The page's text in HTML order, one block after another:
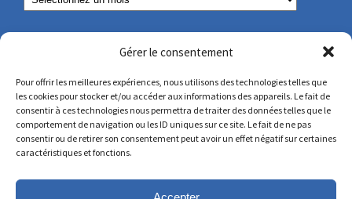
Gérer le consentement
Pour offrir les meilleures expériences, nous utilisons des technologies telles que
les cookies pour stocker et/ou accéder aux informations des appareils. Le fait de
consentir à ces technologies nous permettra de traiter des données telles que le
comportement de navigation ou les ID uniques sur ce site. Le fait de ne pas
consentir ou de retirer son consentement peut avoir un effet négatif sur certaines
caractéristiques et fonctions.
NOS COORDONNÉES
secretariat@lamennais.org
protectionenfance@lamennais.org